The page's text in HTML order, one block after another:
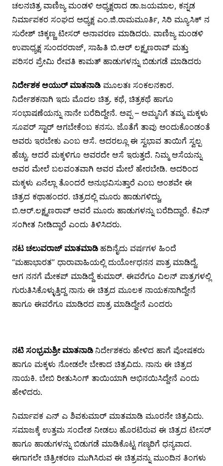
ಚಲನಚಿತ್ರ ವಾಣಿಜ್ಯ ಮಂಡಳಿ ಅಧ್ಯಕ್ಷರಾದ ಡಾ.ಜಯಮಾಲ, ಕನ್ನಡ
ನಿರ್ಮಾಪಕರ ಸಂಘದ ಅಧ್ಯಕ್ಷ ಎಂ.ಜಿ.ರಾಮಮೂರ್ತಿ, ಸಿರಿ ಮ್ಯೂಸಿಕ್ ನ
ಸುರೇಶ್ ಚಿಕ್ಕಣ್ಣ ಟೀಸರ್ ಅನಾವರಣ ಮಾಡಿದರು. ವಾಣಿಜ್ಯ ಮಂಡಳಿ
ಉಪಾಧ್ಯಕ್ಷ ಸುಂದರರಾಜ್, ಸಾಹಿತಿ ಬಿ.ಆರ್ ಲಕ್ಷ್ಮಣರಾವ್ ಮತ್ತು
ಪರಿಸರ ಪ್ರೇಮಿ ರೇವತಿ ಕಾಮತ್ ಹಾಡುಗಳನ್ನು ಬಿಡುಗಡೆ ಮಾಡಿದರು
ನಿರ್ದೇಶಕ ಆಯುರ್ ಮಾತನಾಡಿಮೂಲತಃ ಸಂಕಲನಕಾರ.
ನಿರ್ದೇಶಕನಾಗಿ ಇದು ಮೊದಲ ಚಿತ್ರ. ಕಥೆ, ಚಿತ್ರಕಥೆ ಹಾಗೂ
ಸಂಭಾಷಣೆಯನ್ನು ನಾನೇ ಬರೆದಿದ್ದೇನೆ. ಅಪ್ಪ – ಅಮ್ಮನಿಗೆ ತಮ್ಮ ಮಕ್ಕಳು
ಸೂಪರ್ ಸ್ಟಾರ್ ಆಗಬೇಕೆಂಬ ಕನಸು. ಜೊತೆಗೆ ತಾವು ಅಂದುಕೊಂಡಂತೆ
ಅವರು ಇರಬೇಕು ಎಂಬ ಆಸೆ. ಅದರಲ್ಲೂ ಈ ಸ್ವಭಾವ ತಾಯಿಗೆ ಸ್ವಲ್ಪ
ಹೆಚ್ಚು. ಆದರೆ ಮಕ್ಕಳಿಗೂ ಅವರದೇ ಆಸೆ ಇರುತ್ತದೆ. ನಿಮ್ಮ ಆಸೆಯನ್ನು
ಅವರ ಮೇಲೆ ಬಲವಂತವಾಗಿ ಅವರ ಮೇಲೆ ಹೇರಬೇಡಿ. ಅದರಿಂದ
ಮಕ್ಕಳು ಏನೆಲ್ಲಾ ತೊಂದರೆ ಅನುಭವಿಸುತ್ತಾರೆ ಎಂಬ ಅಂಶವೇ ಈ
ಚಿತ್ರದ ಕಥಾಹಂದರ. ಚಿತ್ರದಲ್ಲಿ ಮೂರು ಹಾಡುಗಳಿದ್ದು,
ಬಿ.ಆರ್.ಲಕ್ಷ್ಮಣರಾವ್ ಅವರೆ ಮೂರು ಹಾಡುಗಳನ್ನು ಬರೆದಿದ್ದಾರೆ. ಕೆವಿನ್
ಸಂಗೀತ ನೀಡಿದ್ದಾರೆ ಎಂದು ತಿಳಿಸಿದರು.
ನಟ ಚಲುವರಾಜ್ ಮಾತಮಾಡಿ ಹದಿನೈದು ವರ್ಷಗಳ ಹಿಂದೆ
“ಮಹಾಭಾರತ” ಧಾರಾವಾಹಿಯಲ್ಲಿ ದುರ್ಯೋಧನನ ಪಾತ್ರ ಮಾಡಿದ್ದೆ.
ಆಗ ನನಗೆ ಮೇಕಪ್ ಮಾಡಿದ್ದೆ ಕುಮಾರ್. ಈವರೆಗೂ ವಿಲನ್ ಪಾತ್ರಗಳಲ್ಲಿ
ಗುರುತಿಸಿಕೊಳ್ಳುತ್ತಿದ್ದ ನಾನು ಈ ಚಿತ್ರದ ಮೂಲಕ ನಾಯಕನಾಗಿದ್ದೇನೆ
ಹಾಗೂ ಈವರೆಗೂ ಮಾಡಿರದ ಪಾತ್ರ ಮಾಡಿದ್ದೇನೆ ಎಂದರು
ನಟಿ ಸಂಭ್ರಮಶ್ರೀ ಮಾತನಾಡಿ ನಿರ್ದೇಶಕರು ಹೇಳಿದ ಹಾಗೆ ಪೋಷಕರು
ಹಾಗೂ ಮಕ್ಕಳು ನೋಡಲೇ ಬೇಕಾದ ಚಿತ್ರವಿದು. ನಾನು ಈ ಚಿತ್ರದ
ನಾಯಕಿ. ಬೇಬಿ ರೀತುಸಿಂಗ್ ತಾಯಿಯಾಗಿ ಅಭಿನಯಿಸಿದ್ದೇನೆ ಎಂದು
ಹೇಳಿದರು.
ನಿರ್ಮಾಪಕ ಎನ್ ಎ ಶಿವಕುಮಾರ್ ಮಾತಮಾಡಿ ಮೂರನೇ ಚಿತ್ರವಿದು.
ಸಮಾಜಕ್ಕೆ ಉತ್ತಮ ಸಂದೇಶ ನೀಡಲು ಹೊರಟಿರುವ ಈ ಚಿತ್ರದ ಟೀಸರ್
ಹಾಗೂ ಹಾಡುಗಳನ್ನು ಬಿಡುಗಡೆ ಮಾಡಿಕೊಟ್ಟ ಗಣ್ಯರಿಗೆ ಧನ್ಯವಾದ.
ಈಗಾಗಲೇ ಚಿತ್ರೀಕರಣ ಮುಗಿಸಿರುವ ಈ ಚಿತ್ರವನ್ನು ಮುಂದಿನ ತಿಂಗಳು